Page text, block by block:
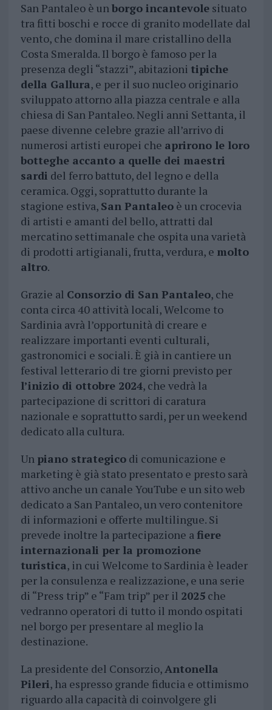
San Pantaleo è unborgo incantevolesituato
tra fitti boschi e rocce di granito modellate dal
vento, che domina il mare cristallino della
Costa Smeralda. Il borgo è famoso per la
presenza degli “stazzi”, abitazioni tipiche
della Gallura, e per il suo nucleo originario
sviluppato attorno alla piazza centrale e alla
chiesa di San Pantaleo. Negli anni Settanta, il
paese divenne celebre grazie all’arrivo di
numerosi artisti europei che aprirono le loro
botteghe accanto a quelle dei maestri
sardi del ferro battuto, del legno e della
ceramica. Oggi, soprattutto durante la
stagione estiva, San Pantaleoè un crocevia
di artisti e amanti del bello, attratti dal
mercatino settimanale che ospita una varietà
di prodotti artigianali, frutta, verdura, e molto
altro.
Grazie al Consorzio di San Pantaleo, che
conta circa 40 attività locali, Welcome to
Sardinia avrà l’opportunità di creare e
realizzare importanti eventi culturali,
gastronomici e sociali. È già in cantiere un
festival letterario di tre giorni previsto per
l’inizio di ottobre 2024, che vedrà la
partecipazione di scrittori di caratura
nazionale e soprattutto sardi, per un weekend
dedicato alla cultura.
Un piano strategicodi comunicazione e
marketing è già stato presentato e presto sarà
attivo anche un canale YouTube e un sito web
dedicato a San Pantaleo, un vero contenitore
di informazioni e offerte multilingue. Si
prevede inoltre la partecipazione afiere
internazionali per la promozione
turistica, in cui Welcome to Sardinia è leader
per la consulenza e realizzazione, e una serie
di “Press trip” e “Fam trip” per il 2025che
vedranno operatori di tutto il mondo ospitati
nel borgo per presentare al meglio la
destinazione.
La presidente del Consorzio,Antonella
Pileri, ha espresso grande fiducia e ottimismo
riguardo alla capacità di coinvolgere gli